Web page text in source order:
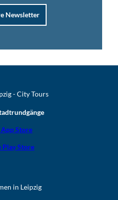
Newsletter
- City Tours
Store
Play Store
in Leipzig